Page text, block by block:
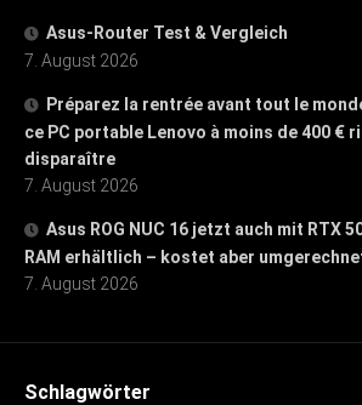
Asus-Router Test & Vergleich
7. August 2026
Préparez la rentrée avant tout le
ce PC portable Lenovo à moins de 400 €
disparaître
7. August 2026
Asus ROG NUC 16 jetzt auch mit RTX
RAM erhältlich – kostet aber
7. August 2026
Schlagwörter